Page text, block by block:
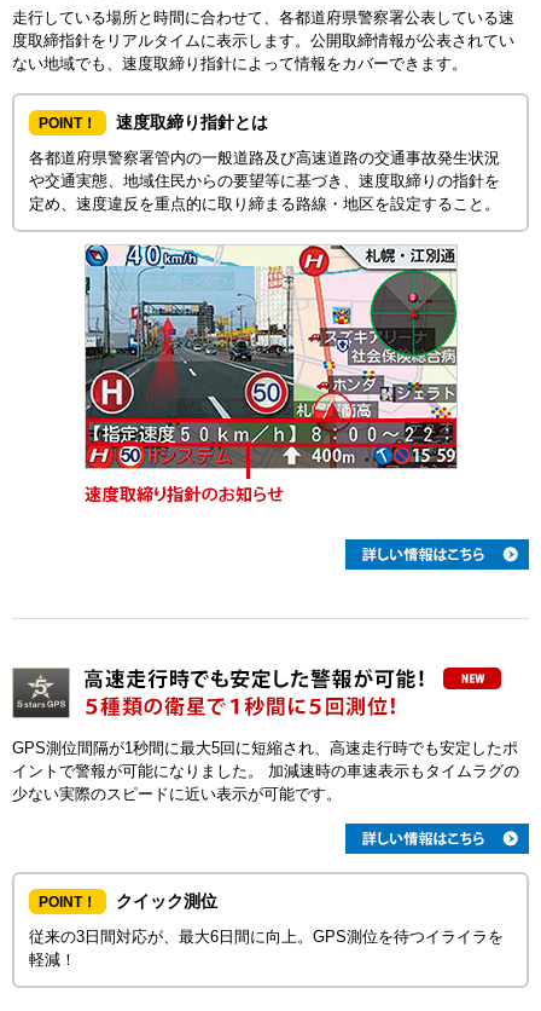
走行している場所と時間に合わせて、各都道府県警察署公表している速
度取締指針をリアルタイムに表示します。公開取締情報が公表されてい
ない地域でも、速度取締り指針によって情報をカバーできます。
POINT！ 速度取締り指針とは
各都道府県警察署管内の一般道路及び高速道路の交通事故発生状況
や交通実態、地域住民からの要望等に基づき、速度取締りの指針を
定め、速度違反を重点的に取り締まる路線・地区を設定すること。
GPS測位間隔が1秒間に最大5回に短縮され、高速走行時でも安定したポ
イントで警報が可能になりました。 加減速時の車速表示もタイムラグの
少ない実際のスピードに近い表示が可能です。
POINT！ クイック測位
従来の3日間対応が、最大6日間に向上。GPS測位を待つイライラを
軽減！